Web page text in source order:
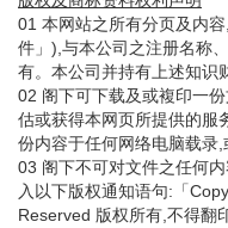
01 本网站之所有分页及内
件」),与本公司之注册名称
有。本公司并持有上述知识
02 阁下可下载及或複印一
估或获得本网页所提供的服
份内容于任何网络电脑载录,
03 阁下不可对文件之任何
入以下版权通知语句:「
Reserved 版权所有,不得翻